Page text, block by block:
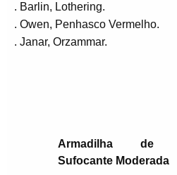
. Barlin, Lothering.
. Owen, Penhasco Vermelho.
. Janar, Orzammar.
Armadilha de
Sufocante Moderada